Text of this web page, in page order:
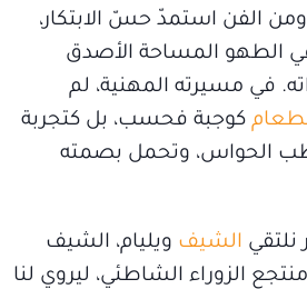
ومن الفن استمدّ حسّ الابتكار،
الطهو المساحة الأصدق
في مسيرته المهنية، لم
كوجبة فحسب، بل كتجربة
الحواس، وتحمل بصمته
نلتقي الشيف ويليام، الشيف
الزوراء الشاطئي، ليروي لنا